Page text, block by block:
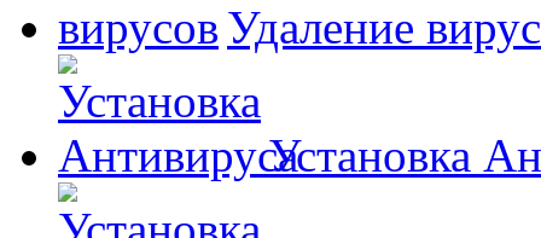
Удаление
Установка